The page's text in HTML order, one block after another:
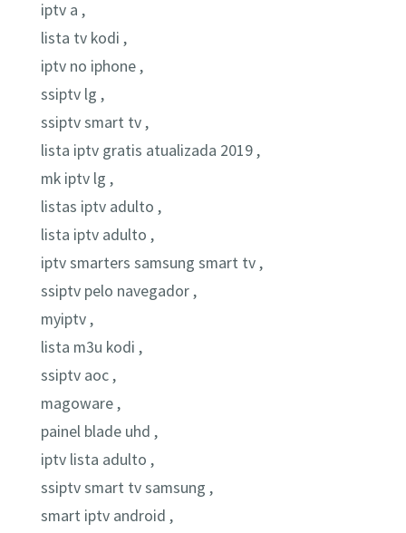
iptv a ,
lista tv kodi ,
iptv no iphone ,
ssiptv lg ,
ssiptv smart tv ,
lista iptv gratis atualizada 2019 ,
mk iptv lg ,
listas iptv adulto ,
lista iptv adulto ,
iptv smarters samsung smart tv ,
ssiptv pelo navegador ,
myiptv ,
lista m3u kodi ,
ssiptv aoc ,
magoware ,
painel blade uhd ,
iptv lista adulto ,
ssiptv smart tv samsung ,
smart iptv android ,